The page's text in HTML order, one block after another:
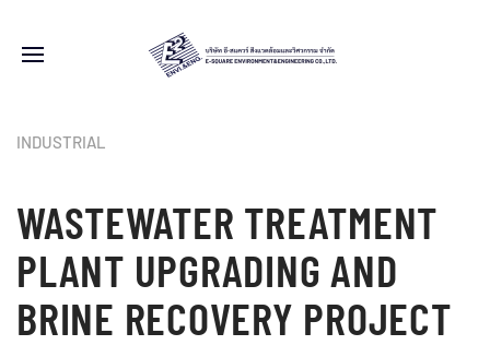
INDUSTRIAL
WASTEWATER TREATMENT
PLANT UPGRADING AND
BRINE RECOVERY PROJECT